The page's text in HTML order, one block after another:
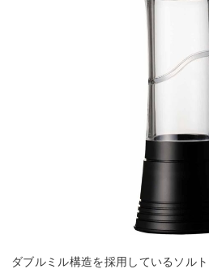
ダブルミル構造を採用しているソル